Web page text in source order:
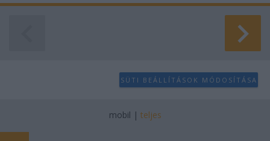
SÜTI BEÁLLÍTÁSOK MÓDOSÍTÁSA
mobil | teljes